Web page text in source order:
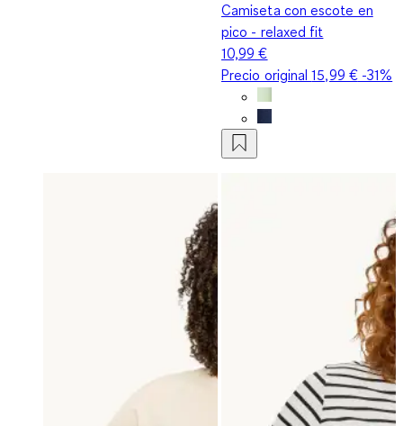
Camiseta con escote en
pico - relaxed fit
10,99 €
Precio original15,99 €-31%